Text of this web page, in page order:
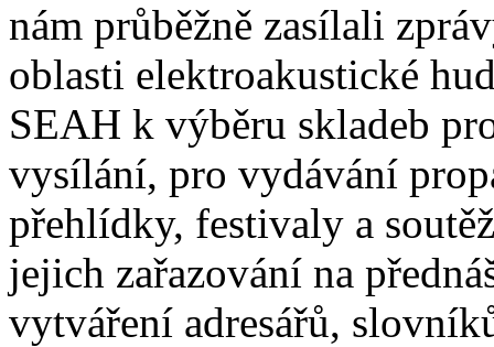
nám průběžně zasílali
oblasti elektroakustické
SEAH k výběru skladeb
vysílání, pro vydávání
přehlídky, festivaly a
jejich zařazování na
vytváření adresářů,